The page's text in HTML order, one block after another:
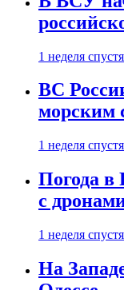
1 неделя спустя
ВС
морским
1 неделя спустя
Погода в
с
1 неделя спустя
На